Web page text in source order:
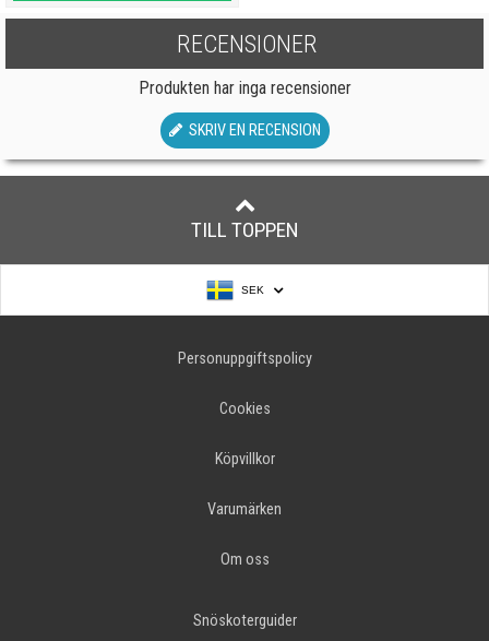
RECENSIONER
Produkten har inga recensioner
SKRIV EN RECENSION
TILL TOPPEN
SEK
Personuppgiftspolicy
Cookies
Köpvillkor
Varumärken
Om oss
Snöskoterguider